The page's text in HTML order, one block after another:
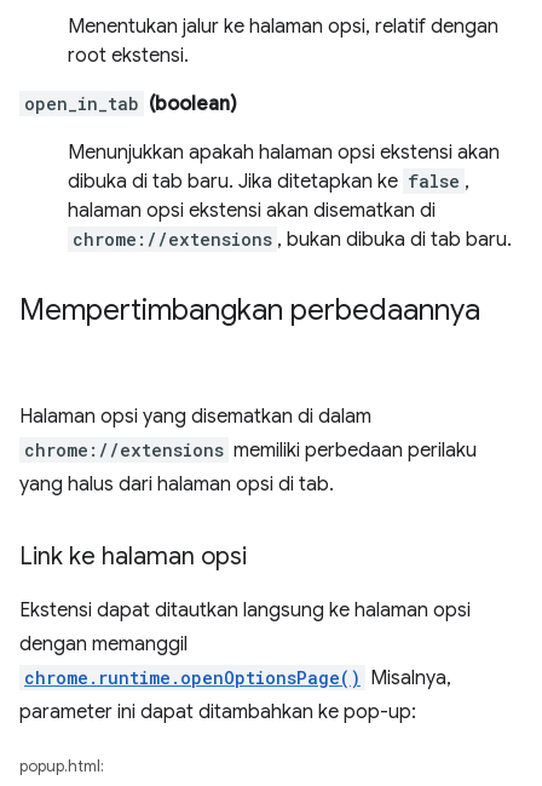
Menentukan jalur ke halaman opsi, relatif dengan
root ekstensi.
open_in_tab (boolean)
Menunjukkan apakah halaman opsi ekstensi akan
dibuka di tab baru. Jika ditetapkan ke false ,
halaman opsi ekstensi akan disematkan di
chrome://extensions , bukan dibuka di tab baru.
Mempertimbangkan perbedaannya
Halaman opsi yang disematkan di dalam
chrome://extensions memiliki perbedaan perilaku
yang halus dari halaman opsi di tab.
Link ke halaman opsi
Ekstensi dapat ditautkan langsung ke halaman opsi
dengan memanggil
chrome.runtime.openOptionsPage() Misalnya,
parameter ini dapat ditambahkan ke pop-up:
popup.html: